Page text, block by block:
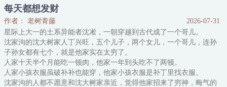
长的钩爪锯牙，很是穷凶极恶，
仿佛还有吃人的癖好，人人闻之色变，
边鸿无所谓，比活活饿死强，好歹痛快些。
谁知花轿帘子一掀，眼前的男人英俊且高大，
那双蓝棕异瞳的眼睛，深沉如海。
且男人看着有过一面之缘的边鸿欲言又止。
他有点不敢相信，偷梁换柱的戏码竟然发生在自己身上。
眼看
每天都想发财
作者： 老树青藤
2026-07-31
星际上大一的土系异能者沈凇，一朝穿越到古代成了一个哥儿。
沈家沟的沈大树家人丁兴旺，五个儿子，两个女儿，一个哥儿，连孙
子孙女都有七个，就是他家实在太穷了。
人家十天半个月能吃一顿肉，他家一年到头吃不了两顿。
人家小孩衣服虽破补补也能穿，他家小孩衣服是补丁里找衣服。
沈家沟的人都不愿意和沈大树家亲近，觉得他家招来了穷神，晦气的